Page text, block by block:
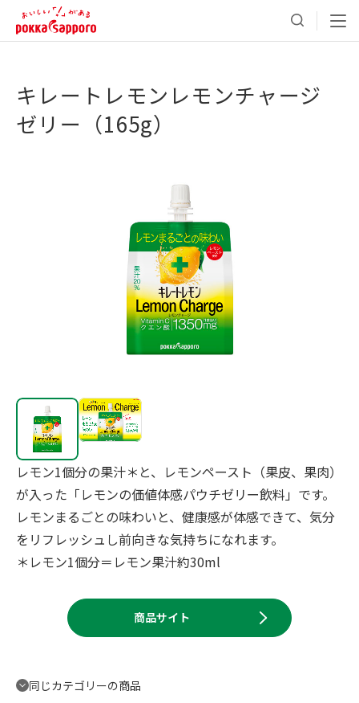
キレートレモンレモンチャージ
ゼリー（165g）
レモン1個分の果汁＊と、レモンペースト（果皮、果肉）
が入った「レモンの価値体感パウチゼリー飲料」です。
レモンまるごとの味わいと、健康感が体感できて、気分
をリフレッシュし前向きな気持ちになれます。
＊レモン1個分＝レモン果汁約30ml
商品サイト
同じカテゴリーの商品